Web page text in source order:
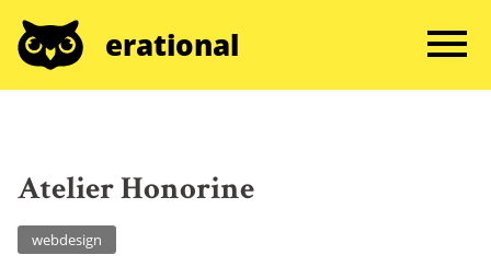
erational
Atelier Honorine
webdesign